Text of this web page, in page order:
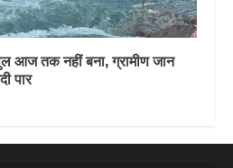
आज तक नहीं बना, ग्रामीण जान
पार